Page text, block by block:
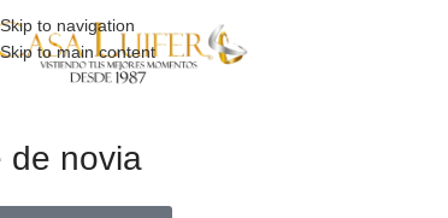
Skip to navigation
Skip to main content
de novia